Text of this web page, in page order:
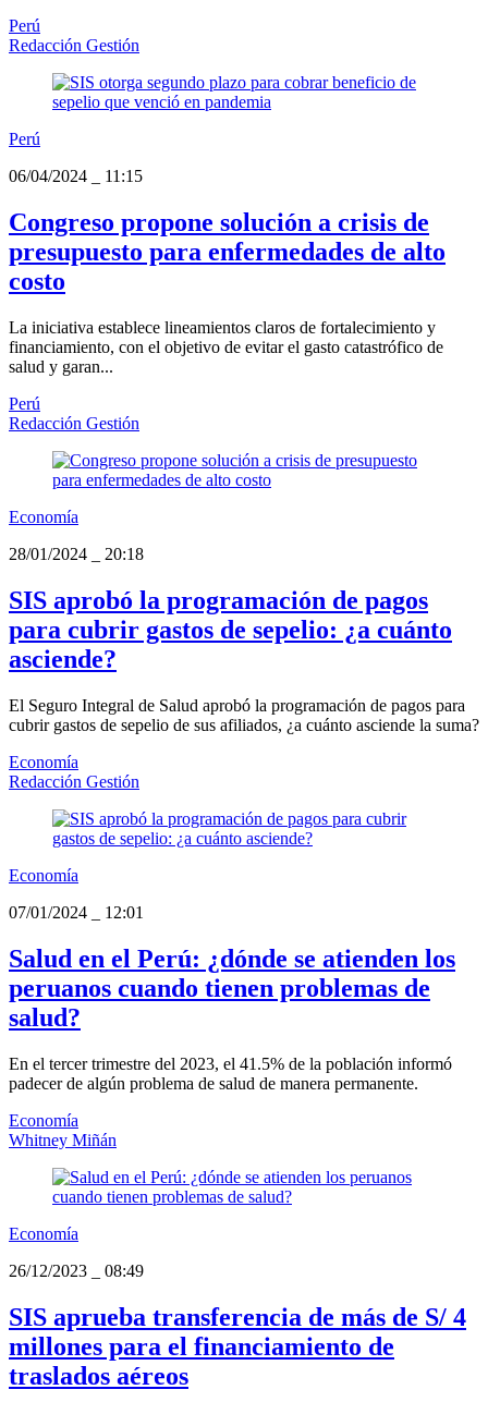
Perú
Redacción Gestión
Perú
06/04/2024
11:15
Congreso propone solución a crisis de
presupuesto para enfermedades de alto
costo
La iniciativa establece lineamientos claros de fortalecimiento y
financiamiento, con el objetivo de evitar el gasto catastrófico de
salud y garan...
Perú
Redacción Gestión
Economía
28/01/2024
20:18
SIS aprobó la programación de pagos
para cubrir gastos de sepelio: ¿a cuánto
asciende?
El Seguro Integral de Salud aprobó la programación de pagos para
cubrir gastos de sepelio de sus afiliados, ¿a cuánto asciende la suma?
Economía
Redacción Gestión
Economía
07/01/2024
12:01
Salud en el Perú: ¿dónde se atienden los
peruanos cuando tienen problemas de
salud?
En el tercer trimestre del 2023, el 41.5% de la población informó
padecer de algún problema de salud de manera permanente.
Economía
Whitney Miñán
Economía
26/12/2023
08:49
SIS aprueba transferencia de más de S/ 4
millones para el financiamiento de
traslados aéreos